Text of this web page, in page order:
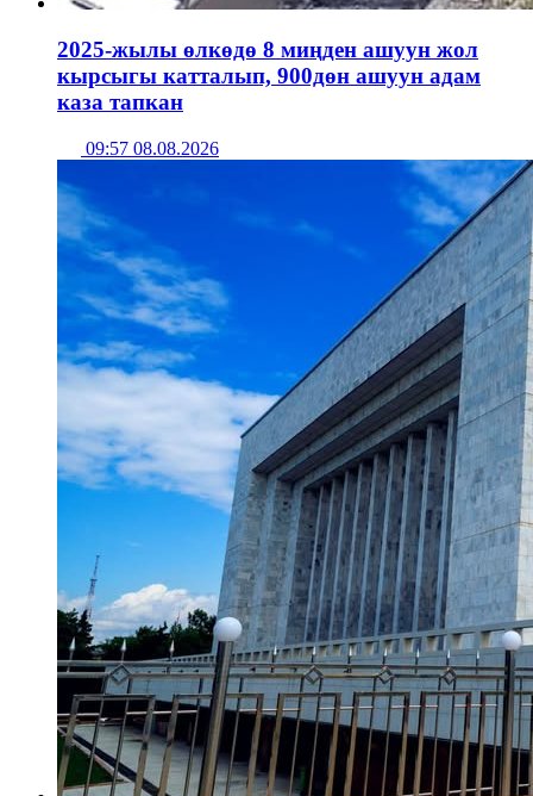
2025-жылы өлкөдө 8 миңден ашуун жол
кырсыгы катталып, 900дөн ашуун адам
каза тапкан
09:57 08.08.2026